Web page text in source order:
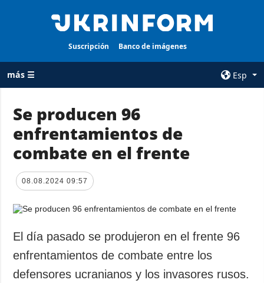
Suscripción Banco de imágenes
más ☰
Esp
TODAS LAS
CATEGORÍAS
Guerra
Reconstrucción
Política
Economía
Defensa
Sociedad y
AGENCIA
sobre la agencia
Política de
privacidad y
protección de
datos personales
Se producen 96
enfrentamientos de
combate en el frente
08.08.2024 09:57
El día pasado se produjeron en el frente 96
enfrentamientos de combate entre los
defensores ucranianos y los invasores rusos.